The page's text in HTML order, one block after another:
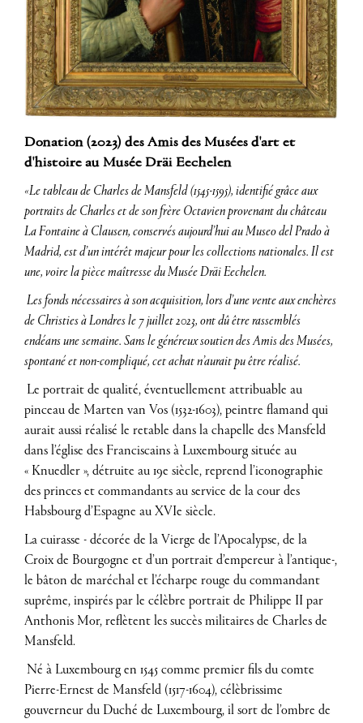
Donation (2023) des Amis des Musées d'art et
d'histoire au Musée Dräi Eechelen
«Le tableau de Charles de Mansfeld (1545-1595), identifié grâce aux
portraits de Charles et de son frère Octavien provenant du château
La Fontaine à Clausen, conservés aujourd’hui au Museo del Prado à
Madrid, est d’un intérêt majeur pour les collections nationales. Il est
une, voire la pièce maîtresse du Musée Dräi Eechelen.
Les fonds nécessaires à son acquisition, lors d’une vente aux enchères
de Christies à Londres le 7 juillet 2023, ont dû être rassemblés
endéans une semaine. Sans le généreux soutien des Amis des Musées,
spontané et non-compliqué, cet achat n’aurait pu être réalisé.
Le portrait de qualité, éventuellement attribuable au
pinceau de Marten van Vos (1532-1603), peintre flamand qui
aurait aussi réalisé le retable dans la chapelle des Mansfeld
dans l’église des Franciscains à Luxembourg située au
« Knuedler », détruite au 19e siècle, reprend l’iconographie
des princes et commandants au service de la cour des
Habsbourg d’Espagne au XVIe siècle.
La cuirasse - décorée de la Vierge de l’Apocalypse, de la
Croix de Bourgogne et d’un portrait d’empereur à l’antique-,
le bâton de maréchal et l’écharpe rouge du commandant
suprême, inspirés par le célèbre portrait de Philippe II par
Anthonis Mor, reflètent les succès militaires de Charles de
Mansfeld.
Né à Luxembourg en 1545 comme premier fils du comte
Pierre-Ernest de Mansfeld (1517-1604), célèbrissime
gouverneur du Duché de Luxembourg, il sort de l’ombre de